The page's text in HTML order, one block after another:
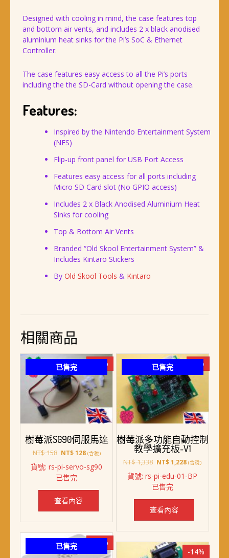
Designed with cooling in mind, the case features top
and bottom air vents, and includes 2 x black anodised
aluminium heat sinks for the Pi’s SoC & Ethernet
Controller.
The case features easy access to all the Pi’s ports
including the the SD-Card without opening the case.
Features:
Inspired by the Nintendo Entertainment System
(NES)
Flip-up front panel for USB Port Access
Features easy access for all ports including
Micro SD Card slot (No GPIO access)
Includes 2 x Black Anodised Aluminium Heat
Sinks for cooling
Top & Bottom Air Vents
Branded “Old Skool Entertainment System” &
Includes Kintaro Stickers
By Old Skool Tools & Kintaro
相關商品
已售完 -19%
樹莓派SG90伺服馬達
NT$158 原
價
格：
NT$ 158。
NT$128目
價
NT$ 128。
(含稅)
貨號: rs-pi-servo-sg90
已售完
查看內容
已售完 -8%
樹莓派多功能自動控制
教學擴充板-V1
NT$1,338 原
價
格：
NT$ 1,338。
NT$1,228目
價
NT$ 1,228。
(含稅)
貨號: rs-pi-edu-01-BP
已售完
查看內容
已售完
-19%
-14%